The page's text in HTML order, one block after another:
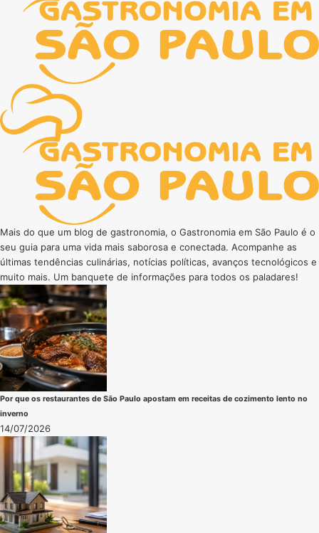
Mais do que um blog de gastronomia, o Gastronomia em São Paulo é o
seu guia para uma vida mais saborosa e conectada. Acompanhe as
últimas tendências culinárias, notícias políticas, avanços tecnológicos e
muito mais. Um banquete de informações para todos os paladares!
Por que os restaurantes de São Paulo apostam em receitas de cozimento lento no
inverno
14/07/2026